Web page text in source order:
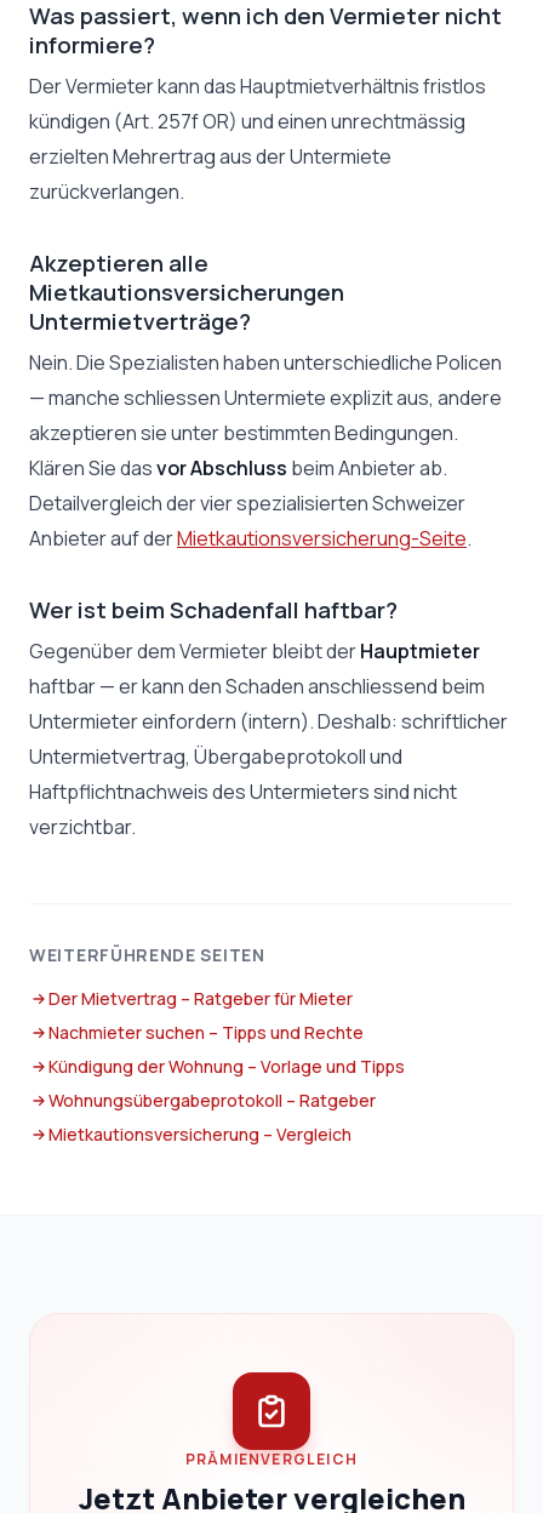
Was passiert, wenn ich den Vermieter nicht
informiere?
Der Vermieter kann das Hauptmietverhältnis fristlos
kündigen (Art. 257f OR) und einen unrechtmässig
erzielten Mehrertrag aus der Untermiete
zurückverlangen.
Akzeptieren alle
Mietkautionsversicherungen
Untermietverträge?
Nein. Die Spezialisten haben unterschiedliche Policen
— manche schliessen Untermiete explizit aus, andere
akzeptieren sie unter bestimmten Bedingungen.
Klären Sie dasvor Abschluss beim Anbieter ab.
Detailvergleich der vier spezialisierten Schweizer
Anbieter auf derMietkautionsversicherung-Seite.
Wer ist beim Schadenfall haftbar?
Gegenüber dem Vermieter bleibt derHauptmieter
haftbar — er kann den Schaden anschliessend beim
Untermieter einfordern (intern). Deshalb: schriftlicher
Untermietvertrag, Übergabeprotokoll und
Haftpflichtnachweis des Untermieters sind nicht
verzichtbar.
WEITERFÜHRENDE SEITEN
Der Mietvertrag – Ratgeber für Mieter
Nachmieter suchen – Tipps und Rechte
Kündigung der Wohnung – Vorlage und Tipps
Wohnungsübergabeprotokoll – Ratgeber
Mietkautionsversicherung – Vergleich
PRÄMIENVERGLEICH
Jetzt Anbieter vergleichen